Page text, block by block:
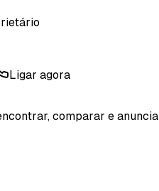
Ligar agora
comparar e